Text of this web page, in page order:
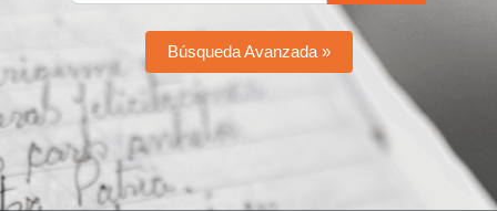
Búsqueda Avanzada »